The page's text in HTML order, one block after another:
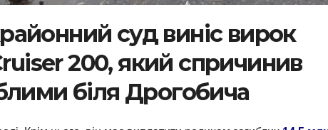
суд виніс вирок
200, який спричинив
біля Дрогобича